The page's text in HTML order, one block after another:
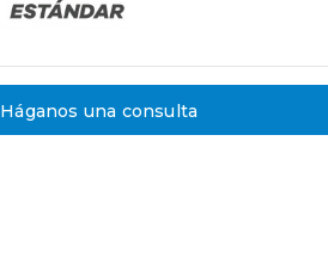
Háganos una consulta